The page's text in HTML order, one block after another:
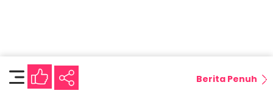
Berita Penuh